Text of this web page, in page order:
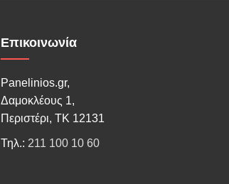
Επικοινωνία
Panelinios.gr,
Δαμοκλέους 1,
Περιστέρι, ΤΚ 12131
Τηλ.: 211 100 10 60